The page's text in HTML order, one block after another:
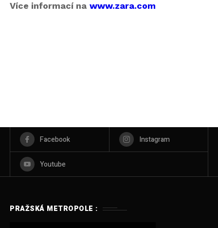
Více informací na www.zara.com
Facebook Instagram
Youtube
PRAŽSKÁ METROPOLE :